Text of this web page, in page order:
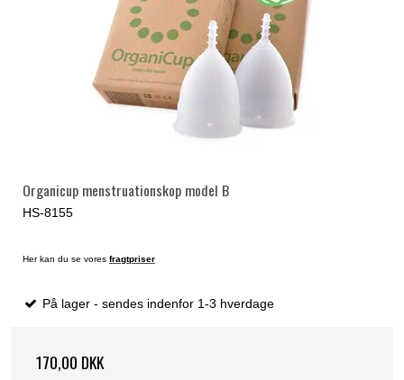
Organicup menstruationskop model B
HS-8155
Her kan du se vores fragtpriser
På lager - sendes indenfor 1-3 hverdage
170,00 DKK